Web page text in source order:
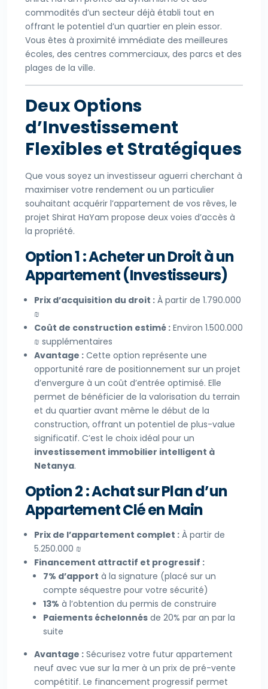
commodités d’un secteur déjà établi tout en
offrant le potentiel d’un quartier en plein essor.
Vous êtes à proximité immédiate des meilleures
écoles, des centres commerciaux, des parcs et des
plages de la ville.
Deux Options
d’Investissement
Flexibles et Stratégiques
Que vous soyez un investisseur aguerri cherchant à
maximiser votre rendement ou un particulier
souhaitant acquérir l’appartement de vos rêves, le
projet Shirat HaYam propose deux voies d’accès à
la propriété.
Option 1 : Acheter un Droit à un
Appartement (Investisseurs)
Prix d’acquisition du droit : À partir de 1.790.000
₪
Coût de construction estimé : Environ 1.500.000
₪ supplémentaires
Avantage : Cette option représente une
opportunité rare de positionnement sur un projet
d’envergure à un coût d’entrée optimisé. Elle
permet de bénéficier de la valorisation du terrain
et du quartier avant même le début de la
construction, offrant un potentiel de plus-value
significatif. C’est le choix idéal pour un
investissement immobilier intelligent à
Netanya.
Option 2 : Achat sur Plan d’un
Appartement Clé en Main
Prix de l’appartement complet : À partir de
5.250.000 ₪
Financement attractif et progressif :
7% d’apport à la signature (placé sur un
compte séquestre pour votre sécurité)
13% à l’obtention du permis de construire
Paiements échelonnés de 20% par an par la
suite
Avantage : Sécurisez votre futur appartement
neuf avec vue sur la mer à un prix de pré-vente
compétitif. Le financement progressif permet